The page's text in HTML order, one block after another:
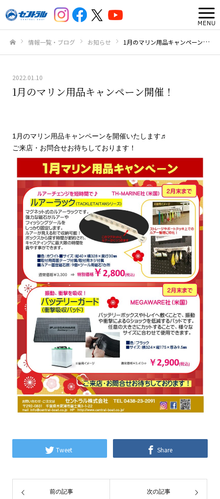
情報一覧・ブログ お知らせ 1月のマリン用品キャンペーン開催！
2022.01.10
1月のマリン用品キャンペーン開催！
1月のマリン用品キャンペーンを開催いたします♬
ご来店・お問合せお待ちしております！
Tweet Share
前の記事 次の記事